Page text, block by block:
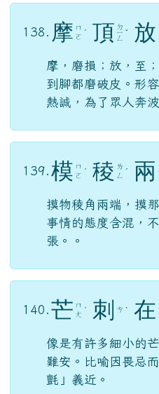
138. 摩 ㄛ ˊ 頂 ㄉ
ㄧ
ㄥ
ˇ 放
摩，磨損；放，至
到腳都磨破皮。形
熱誠，為了眾人奔波
139. 模 ㄛ ˊ 稜 ㄌ
ㄥ ˊ 兩
摸物稜角兩端，摸
事情的態度含混，
張。。
140. 芒 ㄤ ˊ 刺 ㄘ ˋ 在
像是有許多細小的
難安。比喻因畏忌
氈」義近。